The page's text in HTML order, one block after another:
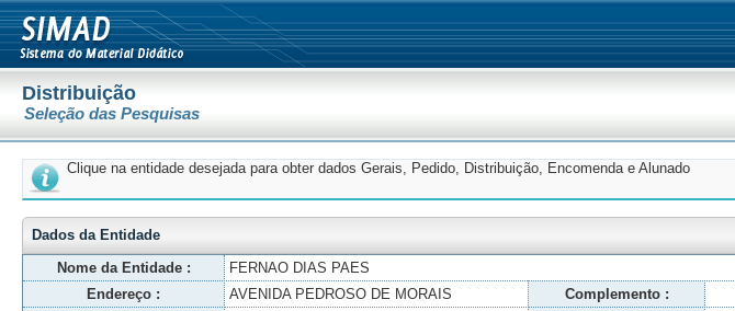
Distribuição
Seleção das Pesquisas
Clique na entidade desejada para obter dados Gerais, Pedido, Distribuição, Encomenda e Alunado
Dados da Entidade
Nome da Entidade :
FERNAO DIAS PAES
Endereço :
AVENIDA PEDROSO DE MORAIS Complemento :